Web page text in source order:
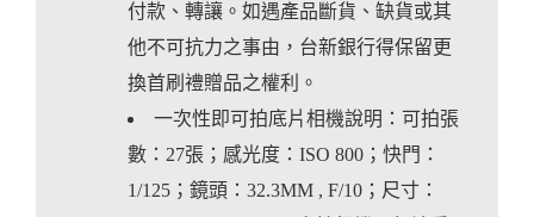
付款、轉讓。如遇產品斷貨、缺貨或其
他不可抗力之事由，台新銀行得保留更
換首刷禮贈品之權利。
一次性即可拍底片相機說明：可拍張
數：27張；感光度：ISO 800；快門：
1/125；鏡頭：32.3MM , F/10；尺寸：